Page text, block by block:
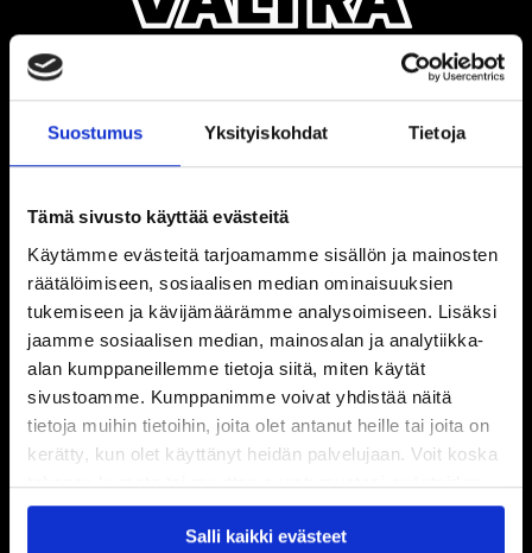
Suostumus Yksityiskohdat Tietoja
Tämä sivusto käyttää evästeitä
Käytämme evästeitä tarjoamamme sisällön ja mainosten
räätälöimiseen, sosiaalisen median ominaisuuksien
tukemiseen ja kävijämäärämme analysoimiseen. Lisäksi
jaamme sosiaalisen median, mainosalan ja analytiikka-
alan kumppaneillemme tietoja siitä, miten käytät
sivustoamme. Kumppanimme voivat yhdistää näitä
tietoja muihin tietoihin, joita olet antanut heille tai joita on
kerätty, kun olet käyttänyt heidän palvelujaan. Voit koska
tahansa kumota tai muuttaa suostumustasi evästeiden
käytöstäEvästeet-sivultamme.
Salli kaikki evästeet